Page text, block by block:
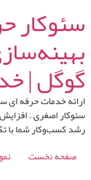
به
محتوا
سئوکار
گوگل |
ارائه خدمات حرفه
سئوکار اصغری .
رشد کسب‌وکار شما با
صفحه نخست